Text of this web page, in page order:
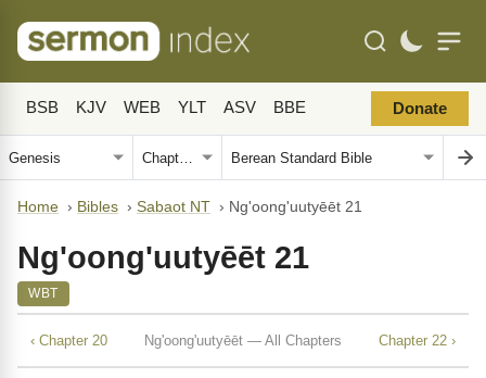
BSB KJV WEB YLT ASV BBE Donate
Home › Bibles › Sabaot NT › Ng'oong'uutyēēt 21
Ng'oong'uutyēēt 21
WBT
‹ Chapter 20 Ng'oong'uutyēēt — All Chapters Chapter 22 ›